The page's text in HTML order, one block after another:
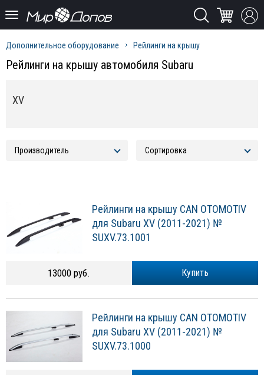
Дополнительное оборудование Рейлинги на крышу
Рейлинги на крышу автомобиля Subaru
XV
Рейлинги на крышу CAN OTOMOTIV
для Subaru XV (2011-2021) №
SUXV.73.1001
Купить
13000 руб.
Рейлинги на крышу CAN OTOMOTIV
для Subaru XV (2011-2021) №
SUXV.73.1000